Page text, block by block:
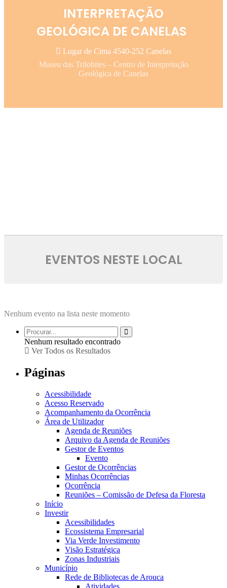
INTERPRETAÇÃO
GEOLÓGICA DE CANELAS
Lugar de Cima 4540-252 Canelas
Museu das Trilobites – Centro de Interpretação
Geológica de Canelas
EVENTOS NESTE LOCAL
Nenhum evento na lista neste momento
Nenhum resultado encontrado
Ver Todos os Resultados
Páginas
Acessibilidade
Acesso Reservado
Acompanhamento da Ocorrência
Área de Utilizador
Agenda de Reuniões
Arquivo da Agenda de Reuniões
Gestor de Eventos
Evento
Gestor de Ocorrências
Minhas Ocorrências
Ocorrência
Reuniões – Comissão de Defesa da Floresta
Início
Investir
Acessibilidades
Ecossistema Empresarial
Via Verde Investimento
Visão Estratégica
Zonas Industriais
Município
Rede de Bibliotecas de Arouca
Atividades